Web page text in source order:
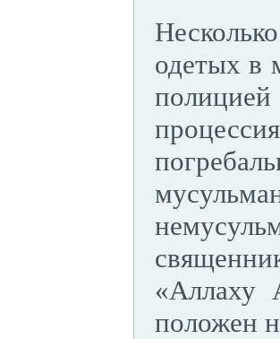
одетых в
«Аллаху
положен